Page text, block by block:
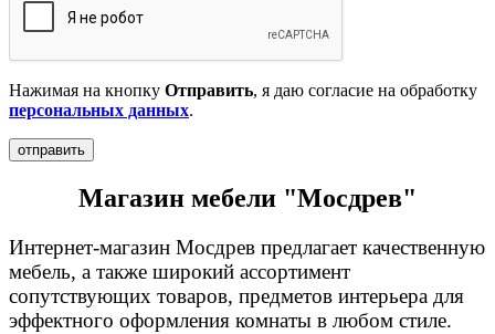
Нажимая на кнопку Отправить, я даю согласие на обработку
персональных данных.
Магазин мебели "Мосдрев"
Интернет-магазин Мосдрев предлагает качественную
мебель, а также широкий ассортимент
сопутствующих товаров, предметов интерьера для
эффектного оформления комнаты в любом стиле.